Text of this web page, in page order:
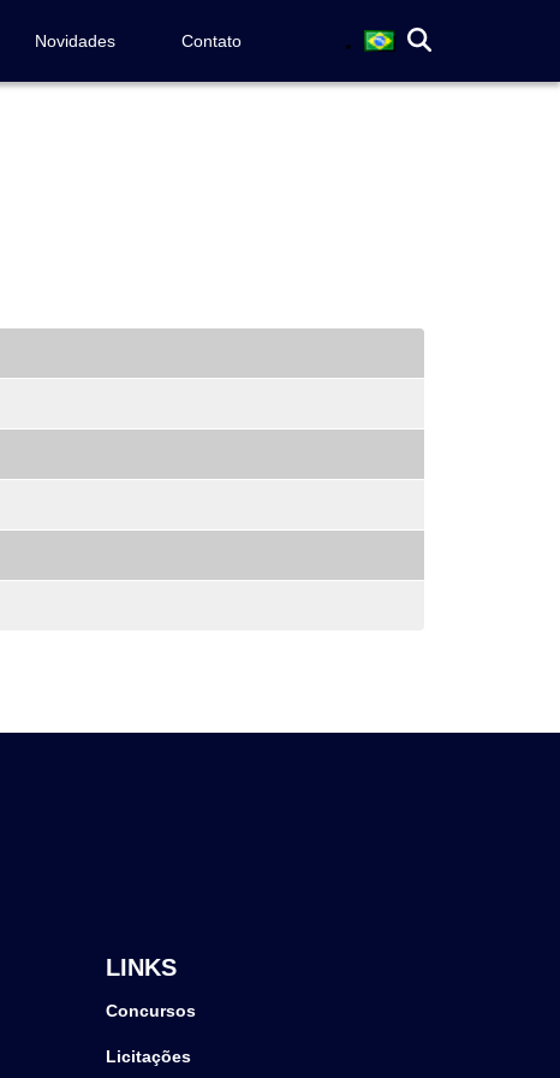
Novidades Contato
LINKS
Concursos
Licitações